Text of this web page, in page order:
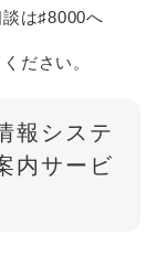
は♯8000へ
ださい。
報システ
内サービ